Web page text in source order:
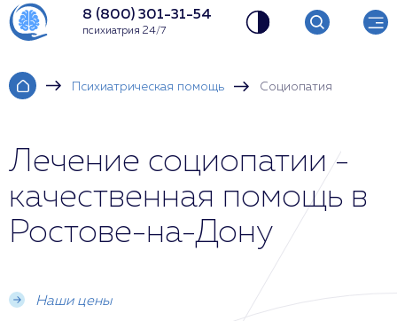
8 (800) 301-31-54
психиатрия 24/7
Психиатрическая помощь Социопатия
Лечение социопатии -
качественная помощь в
Ростове-на-Дону
Наши цены